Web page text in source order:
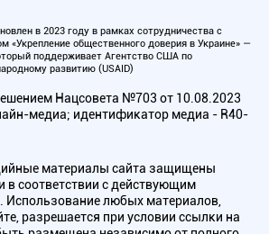
в 2023 году в рамках сотрудничества с
«Укрепление общественного доверия в Украине» —
поддерживает Агентство США по
развитию (USAID)
Нацсовета №703 от 10.08.2023
медиа; идентификатор медиа - R40-
материалы сайта защищены
в соответствии с действующим
Использование любых материалов,
разрешается при условии ссылки на